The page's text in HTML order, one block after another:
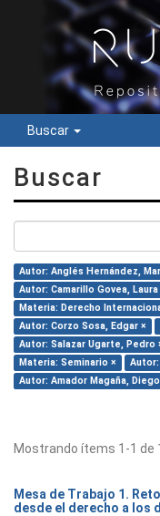
Buscar
Buscar
Autor: Anglés Hernández,
Autor: Camarillo Govea,
Materia: Derecho
Autor: Corzo Sosa, Edgar ×
Autor: Salazar Ugarte, Pedro
Materia: Seminario ×
Autor:
Autor: Amador Magaña,
Mostrando ítems 1-1 de 1
Mesa de Trabajo 1.
desde el derecho a los